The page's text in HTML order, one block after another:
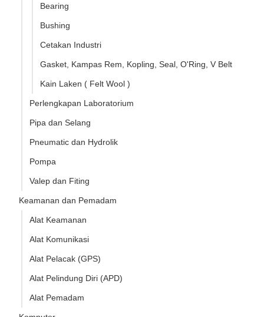
Bearing
Bushing
Cetakan Industri
Gasket, Kampas Rem, Kopling, Seal, O'Ring, V Belt
Kain Laken ( Felt Wool )
Perlengkapan Laboratorium
Pipa dan Selang
Pneumatic dan Hydrolik
Pompa
Valep dan Fiting
Keamanan dan Pemadam
Alat Keamanan
Alat Komunikasi
Alat Pelacak (GPS)
Alat Pelindung Diri (APD)
Alat Pemadam